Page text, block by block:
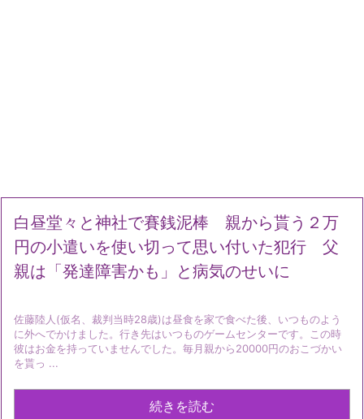
白昼堂々と神社で賽銭泥棒 親から貰う２万
円の小遣いを使い切って思い付いた犯行 父
親は「発達障害かも」と病気のせいに
佐藤陸人(仮名、裁判当時28歳)は昼食を家で食べた後、いつものよう
に外へでかけました。行き先はいつものゲームセンターです。この時
彼はお金を持っていませんでした。毎月親から20000円のおこづかい
を貰っ ...
続きを読む